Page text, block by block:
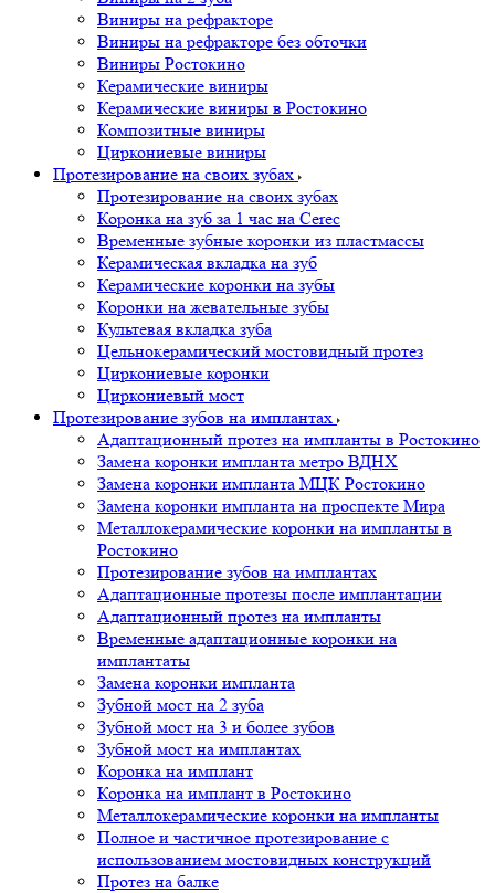
Виниры на рефракторе
Виниры на рефракторе без обточки
Виниры Ростокино
Керамические виниры
Керамические виниры в Ростокино
Композитные виниры
Циркониевые виниры
Протезирование на своих зубах
Протезирование на своих зубах
Коронка на зуб за 1 час на Cerec
Временные зубные коронки из пластмассы
Керамическая вкладка на зуб
Керамические коронки на зубы
Коронки на жевательные зубы
Культевая вкладка зуба
Цельнокерамический мостовидный протез
Циркониевые коронки
Циркониевый мост
Протезирование зубов на имплантах
Адаптационный протез на импланты в Ростокино
Замена коронки импланта метро ВДНХ
Замена коронки импланта МЦК Ростокино
Замена коронки импланта на проспекте Мира
Металлокерамические коронки на импланты в
Ростокино
Протезирование зубов на имплантах
Адаптационные протезы после имплантации
Адаптационный протез на импланты
Временные адаптационные коронки на
имплантаты
Замена коронки импланта
Зубной мост на 2 зуба
Зубной мост на 3 и более зубов
Зубной мост на имплантах
Коронка на имплант
Коронка на имплант в Ростокино
Металлокерамические коронки на импланты
Полное и частичное протезирование с
использованием мостовидных конструкций
Протез на балке